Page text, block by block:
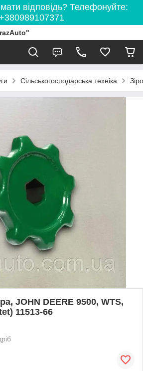
відповідь? Телефонуйте:
Сільськогосподарська техніка
JOHN DEERE 9500, WTS,
11513-66